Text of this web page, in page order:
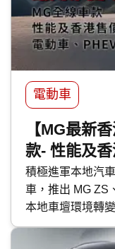
電動車
【MG最新
款- 性能及
車、PHEV
積極進軍本地汽
車，推出 MG ZS
本地車壇環境轉
款，除電動車外
PHEV 及混能車